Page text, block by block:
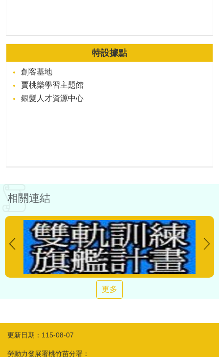
特設據點
創客基地
賈桃樂學習主題館
銀髮人才資源中心
相關連結
更多
更新日期：115-08-07
勞動力發展署桃竹苗分署：